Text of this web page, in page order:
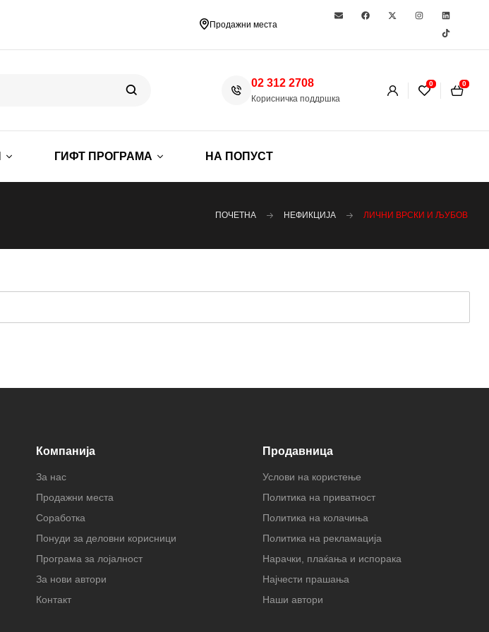
Продажни места
02 312 2708
Корисничка поддршка
0 0
ГИФТ ПРОГРАМА НА ПОПУСТ
ПОЧЕТНА НЕФИКЦИЈА ЛИЧНИ ВРСКИ И ЉУБОВ
Компанија
За нас
Продажни места
Соработка
Понуди за деловни корисници
Програма за лојалност
За нови автори
Контакт
Продавница
Услови на користење
Политика на приватност
Политика на колачиња
Политика на рекламација
Нарачки, плаќања и испорака
Најчести прашања
Наши автори